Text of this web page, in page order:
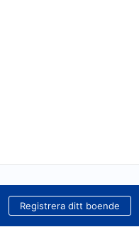
Registrera ditt boende